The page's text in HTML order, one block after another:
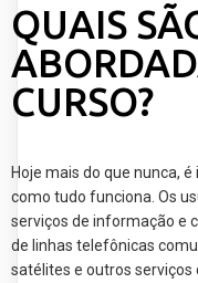
QUAIS
CURSO?
Hoje mais do que nunca,
como tudo funciona. Os
serviços de informação e
de linhas telefônicas
satélites e outros